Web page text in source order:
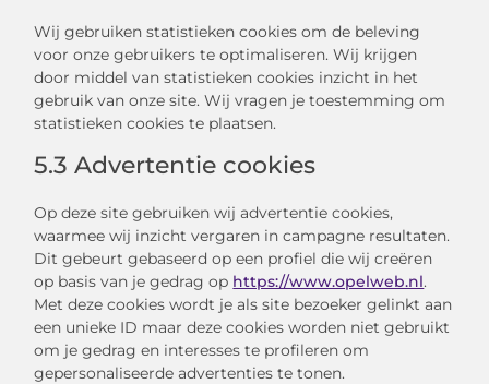
Wij gebruiken statistieken cookies om de beleving
voor onze gebruikers te optimaliseren. Wij krijgen
door middel van statistieken cookies inzicht in het
gebruik van onze site. Wij vragen je toestemming om
statistieken cookies te plaatsen.
5.3 Advertentie cookies
Op deze site gebruiken wij advertentie cookies,
waarmee wij inzicht vergaren in campagne resultaten.
Dit gebeurt gebaseerd op een profiel die wij creëren
op basis van je gedrag op https://www.opelweb.nl.
Met deze cookies wordt je als site bezoeker gelinkt aan
een unieke ID maar deze cookies worden niet gebruikt
om je gedrag en interesses te profileren om
gepersonaliseerde advertenties te tonen.